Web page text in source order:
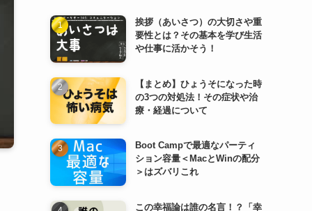
挨拶（あいさつ）の大切さや重
要性とは？その基本を学び生活
や仕事に活かそう！
【まとめ】ひょうそになった時
の3つの対処法！その症状や治
療・経過について
Boot Campで最適なパーティ
ション容量＜MacとWinの配分
＞はズバリこれ
この幸福論は誰の名言！？「幸